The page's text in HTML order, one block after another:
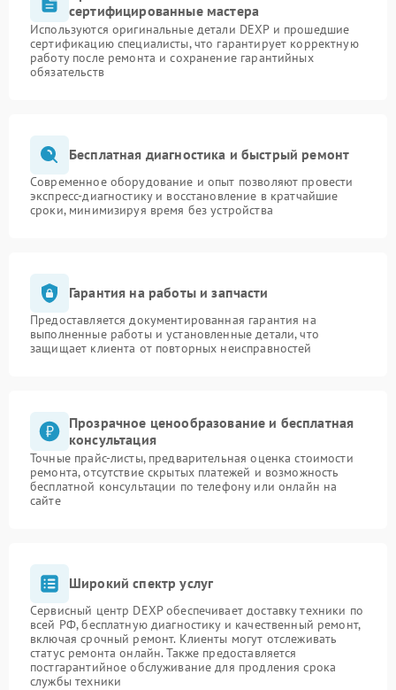
сертифицированные мастера
Используются оригинальные детали DEXP и прошедшие
сертификацию специалисты, что гарантирует корректную
работу после ремонта и сохранение гарантийных
обязательств
Бесплатная диагностика и быстрый ремонт
Современное оборудование и опыт позволяют провести
экспресс-диагностику и восстановление в кратчайшие
сроки, минимизируя время без устройства
Гарантия на работы и запчасти
Предоставляется документированная гарантия на
выполненные работы и установленные детали, что
защищает клиента от повторных неисправностей
Прозрачное ценообразование и бесплатная
консультация
Точные прайс-листы, предварительная оценка стоимости
ремонта, отсутствие скрытых платежей и возможность
бесплатной консультации по телефону или онлайн на
сайте
Широкий спектр услуг
Сервисный центр DEXP обеспечивает доставку техники по
всей РФ, бесплатную диагностику и качественный ремонт,
включая срочный ремонт. Клиенты могут отслеживать
статус ремонта онлайн. Также предоставляется
постгарантийное обслуживание для продления срока
службы техники